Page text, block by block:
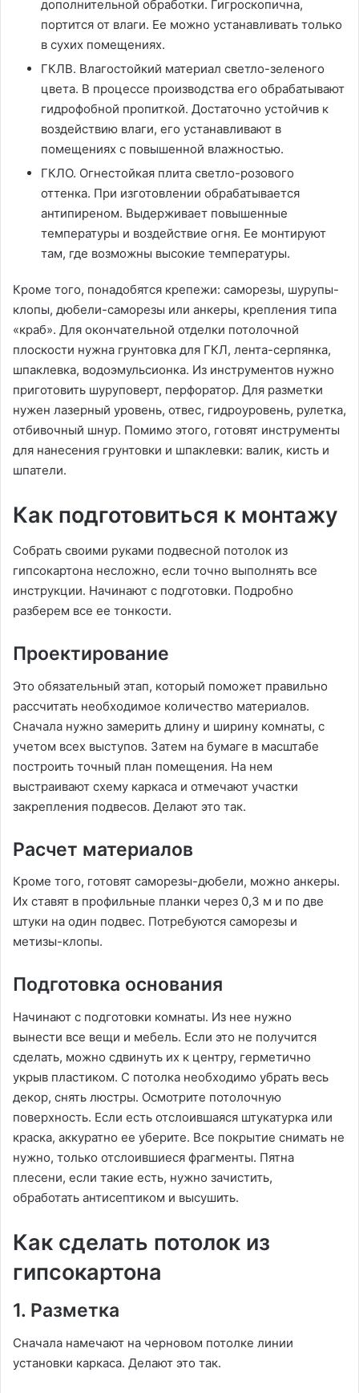
дополнительной обработки. Гигроскопична,
портится от влаги. Ее можно устанавливать только
в сухих помещениях.
ГКЛВ. Влагостойкий материал светло-зеленого
цвета. В процессе производства его обрабатывают
гидрофобной пропиткой. Достаточно устойчив к
воздействию влаги, его устанавливают в
помещениях с повышенной влажностью.
ГКЛО. Огнестойкая плита светло-розового
оттенка. При изготовлении обрабатывается
антипиреном. Выдерживает повышенные
температуры и воздействие огня. Ее монтируют
там, где возможны высокие температуры.
Кроме того, понадобятся крепежи: саморезы, шурупы-
клопы, дюбели-саморезы или анкеры, крепления типа
«краб». Для окончательной отделки потолочной
плоскости нужна грунтовка для ГКЛ, лента-серпянка,
шпаклевка, водоэмульсионка. Из инструментов нужно
приготовить шуруповерт, перфоратор. Для разметки
нужен лазерный уровень, отвес, гидроуровень, рулетка,
отбивочный шнур. Помимо этого, готовят инструменты
для нанесения грунтовки и шпаклевки: валик, кисть и
шпатели.
Как подготовиться к монтажу
Собрать своими руками подвесной потолок из
гипсокартона несложно, если точно выполнять все
инструкции. Начинают с подготовки. Подробно
разберем все ее тонкости.
Проектирование
Это обязательный этап, который поможет правильно
рассчитать необходимое количество материалов.
Сначала нужно замерить длину и ширину комнаты, с
учетом всех выступов. Затем на бумаге в масштабе
построить точный план помещения. На нем
выстраивают схему каркаса и отмечают участки
закрепления подвесов. Делают это так.
Расчет материалов
Кроме того, готовят саморезы-дюбели, можно анкеры.
Их ставят в профильные планки через 0,3 м и по две
штуки на один подвес. Потребуются саморезы и
метизы-клопы.
Подготовка основания
Начинают с подготовки комнаты. Из нее нужно
вынести все вещи и мебель. Если это не получится
сделать, можно сдвинуть их к центру, герметично
укрыв пластиком. С потолка необходимо убрать весь
декор, снять люстры. Осмотрите потолочную
поверхность. Если есть отслоившаяся штукатурка или
краска, аккуратно ее уберите. Все покрытие снимать не
нужно, только отслоившиеся фрагменты. Пятна
плесени, если такие есть, нужно зачистить,
обработать антисептиком и высушить.
Как сделать потолок из
гипсокартона
1. Разметка
Сначала намечают на черновом потолке линии
установки каркаса. Делают это так.